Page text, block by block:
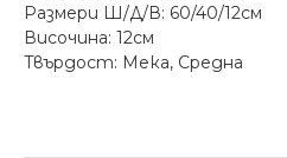
Размери Ш/Д/В: 60/40/12см
Височина: 12см
Твърдост: Мека, Средна